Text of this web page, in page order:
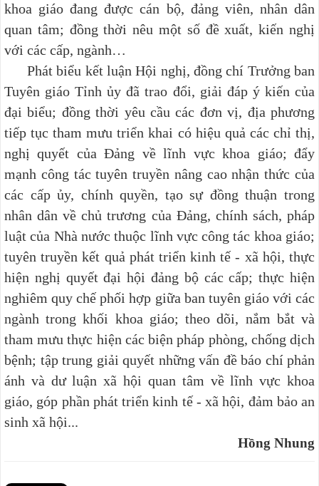
khoa giáo đang được cán bộ, đảng viên, nhân dân
quan tâm; đồng thời nêu một số đề xuất, kiến nghị
với các cấp, ngành…
Phát biểu kết luận Hội nghị, đồng chí Trưởng ban
Tuyên giáo Tỉnh ủy đã trao đổi, giải đáp ý kiến của
đại biểu; đồng thời yêu cầu các đơn vị, địa phương
tiếp tục tham mưu triển khai có hiệu quả các chỉ thị,
nghị quyết của Đảng về lĩnh vực khoa giáo; đẩy
mạnh công tác tuyên truyền nâng cao nhận thức của
các cấp ủy, chính quyền, tạo sự đồng thuận trong
nhân dân về chủ trương của Đảng, chính sách, pháp
luật của Nhà nước thuộc lĩnh vực công tác khoa giáo;
tuyên truyền kết quả phát triển kinh tế - xã hội, thực
hiện nghị quyết đại hội đảng bộ các cấp; thực hiện
nghiêm quy chế phối hợp giữa ban tuyên giáo với các
ngành trong khối khoa giáo; theo dõi, nắm bắt và
tham mưu thực hiện các biện pháp phòng, chống dịch
bệnh; tập trung giải quyết những vấn đề báo chí phản
ánh và dư luận xã hội quan tâm về lĩnh vực khoa
giáo, góp phần phát triển kinh tế - xã hội, đảm bảo an
sinh xã hội...
Hồng Nhung